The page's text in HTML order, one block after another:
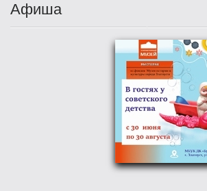
Афиша